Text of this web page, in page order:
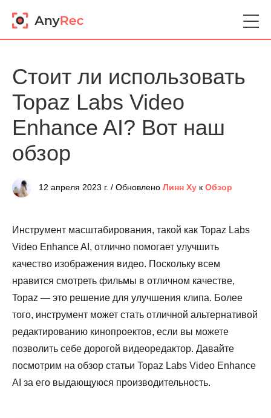
Стоит ли использовать
Topaz Labs Video
Enhance AI? Вот наш
обзор
12 апреля 2023 г. / Обновлено Линн Ху к Обзор
Инструмент масштабирования, такой как Topaz Labs
Video Enhance AI, отлично помогает улучшить
качество изображения видео. Поскольку всем
нравится смотреть фильмы в отличном качестве,
Topaz — это решение для улучшения клипа. Более
того, инструмент может стать отличной альтернативой
редактированию кинопроектов, если вы можете
позволить себе дорогой видеоредактор. Давайте
посмотрим на обзор статьи Topaz Labs Video Enhance
AI за его выдающуюся производительность.